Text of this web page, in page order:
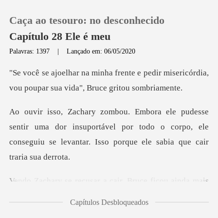
0
Histórico
Sair
Caça ao tesouro: no desconhecido
Capítulo 28 Ele é meu
Palavras: 1397 |Lançado em: 06/05/2020
e pedir misericórdia,
vou poupar su
ma dor insuportável por todo o corpo, ele
conseguiu se lev
Capítulos Desbloqueados